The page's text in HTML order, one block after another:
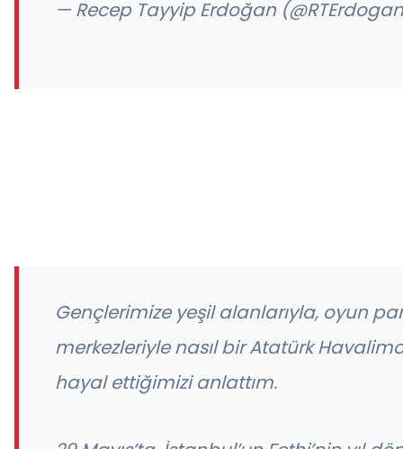
— Recep Tayyip Erdoğan
Gençlerimize yeşil alanlarıyla, oyun
merkezleriyle nasıl bir Atatürk
hayal ettiğimizi anlattım.